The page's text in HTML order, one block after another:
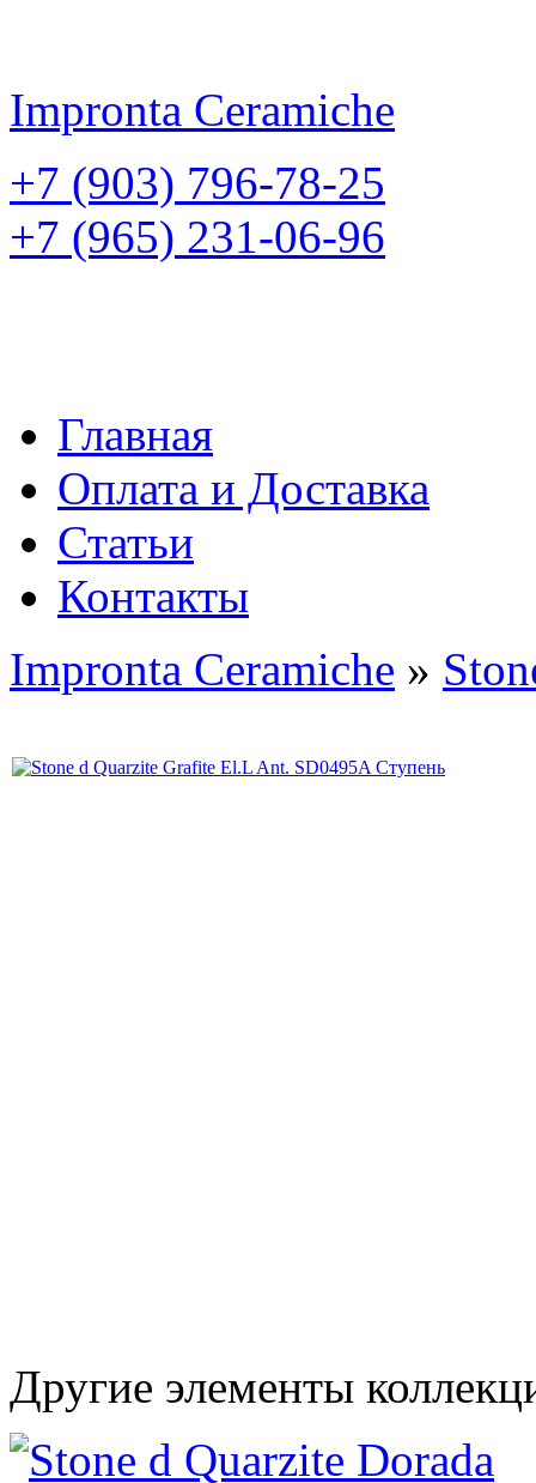
Impronta Ceramiche
+7 (903) 796-78-25
+7 (965) 231-06-96
Главная
Оплата и Доставка
Статьи
Контакты
Impronta Ceramiche »
Другие элементы